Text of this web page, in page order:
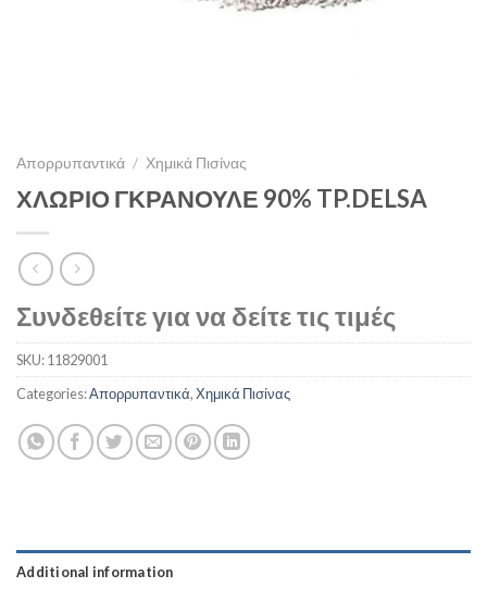
Απορρυπαντικά / Χημικά Πισίνας
ΧΛΩΡΙΟ ΓΚΡΑΝΟΥΛΕ 90% TP.DELSA
Συνδεθείτε για να δείτε τις τιμές
SKU:11829001
Categories:Απορρυπαντικά,Χημικά Πισίνας
Additional information